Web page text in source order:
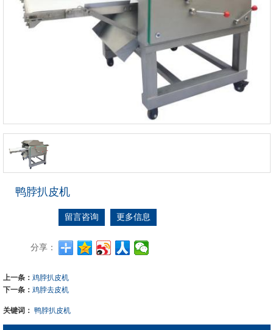
鸭脖扒皮机
留言咨询 更多信息
分享：
上一条： 鸡脖扒皮机
下一条： 鸡脖去皮机
关键词： 鸭脖扒皮机